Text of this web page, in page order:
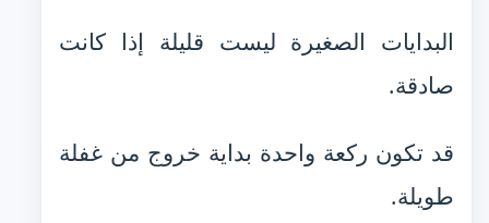
البدايات الصغيرة ليست قليلة إذا كانت
صادقة.
قد تكون ركعة واحدة بداية خروج من غفلة
طويلة.